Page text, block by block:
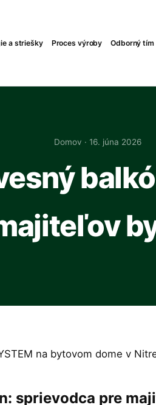
a striešky Proces výroby Odborný tím
Domov · 16. júna 2026
sprievodca pre